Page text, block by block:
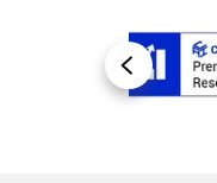
событий
Отчеты
Назад